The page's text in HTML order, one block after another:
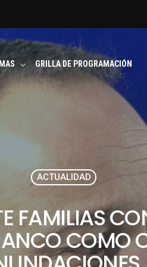
GRILLA DE PROGRAMACIÓN
ACTUALIDAD
FAMILIAS
COMO